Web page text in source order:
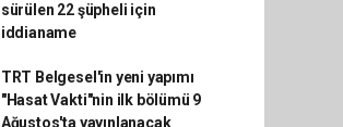
sürülen 22 şüpheli için
iddianame
TRT Belgesel'in yeni yapımı
"Hasat Vakti"nin ilk bölümü 9
Ağustos'ta yayınlanacak